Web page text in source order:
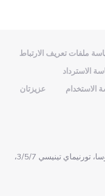
ملفات تعريف الارتباط
الاسترداد
الاستخدام
عزيزتان
مقاطعة هاريو، تالين، كيسلينا ليناوسا، تورنيماي تينيسي 3/5/7،